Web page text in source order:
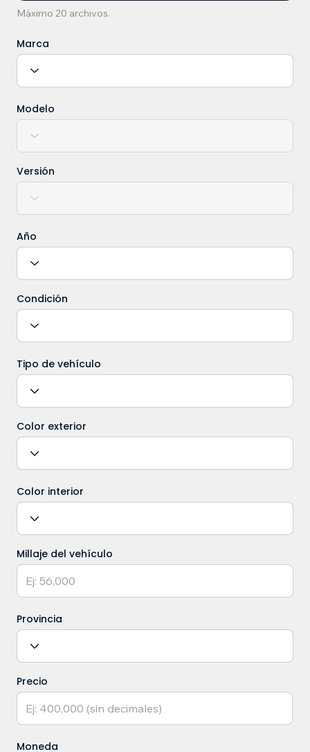
Máximo 20 archivos.
Marca
Modelo
Versión
Año
Condición
Tipo de vehículo
Color exterior
Color interior
Millaje del vehículo
Provincia
Precio
Moneda